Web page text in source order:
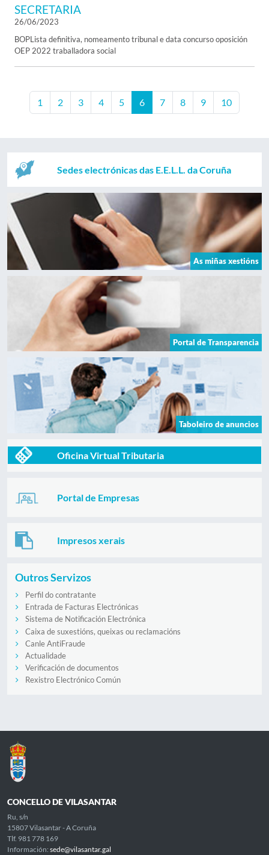
SECRETARIA
26/06/2023
BOPLista definitiva, nomeamento tribunal e data concurso oposición
OEP 2022 traballadora social
1 2 3 4 5 6 7 8 9 10
Sedes electrónicas das E.E.L.L. da Coruña
As miñas xestións
Portal de Transparencia
Taboleiro de anuncios
Oficina Virtual Tributaria
Portal de Empresas
Impresos xerais
Outros Servizos
Perfil do contratante
Entrada de Facturas Electrónicas
Sistema de Notificación Electrónica
Caixa de suxestións, queixas ou reclamacións
Canle AntiFraude
Actualidade
Verificación de documentos
Rexistro Electrónico Común
CONCELLO DE VILASANTAR
Ru, s/n
15807 Vilasantar - A Coruña
Tlf. 981 778 169
Información: sede@vilasantar.gal